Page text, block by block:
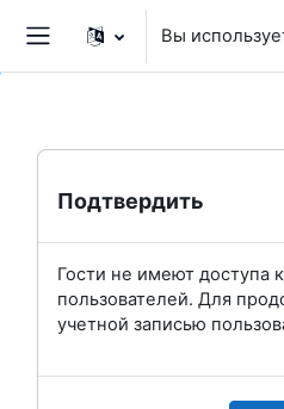
Перейти к основному
Боковая панель
Вы
Подтвердить
Гости не имеют доступа
пользователей. Для
учетной записью